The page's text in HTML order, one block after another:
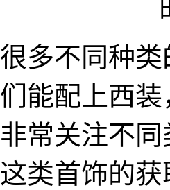
多不同种
能配上西
常关注不
类首饰的获